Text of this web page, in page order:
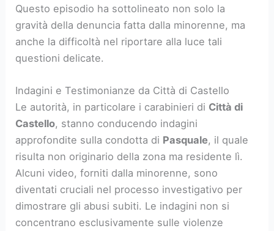
Questo episodio ha sottolineato non solo la
gravità della denuncia fatta dalla minorenne, ma
anche la difficoltà nel riportare alla luce tali
questioni delicate.
Indagini e Testimonianze da Città di Castello
Le autorità, in particolare i carabinieri di Città di
Castello, stanno conducendo indagini
approfondite sulla condotta di Pasquale, il quale
risulta non originario della zona ma residente lì.
Alcuni video, forniti dalla minorenne, sono
diventati cruciali nel processo investigativo per
dimostrare gli abusi subiti. Le indagini non si
concentrano esclusivamente sulle violenze